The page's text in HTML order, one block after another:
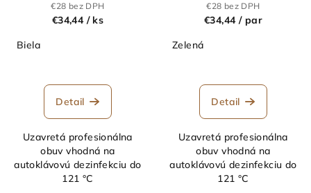
€28 bez DPH
€34,44 / ks
Biela
Detail
Uzavretá profesionálna
obuv vhodná na
autoklávovú dezinfekciu do
121 °C
€28 bez DPH
€34,44 / par
Zelená
Detail
Uzavretá profesionálna
obuv vhodná na
autoklávovú dezinfekciu do
121 °C